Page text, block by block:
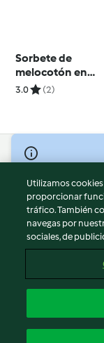
Sorbete de
melocotón en
zurracapote
3.0 (2)
© Copyright 2026
Términos de uso
Política de privacidad
Aviso legal
Información legal
Reportar contenido
Declaración de
Utilizamos
proporcionar
tráfico. También
navegas por
sociales, de